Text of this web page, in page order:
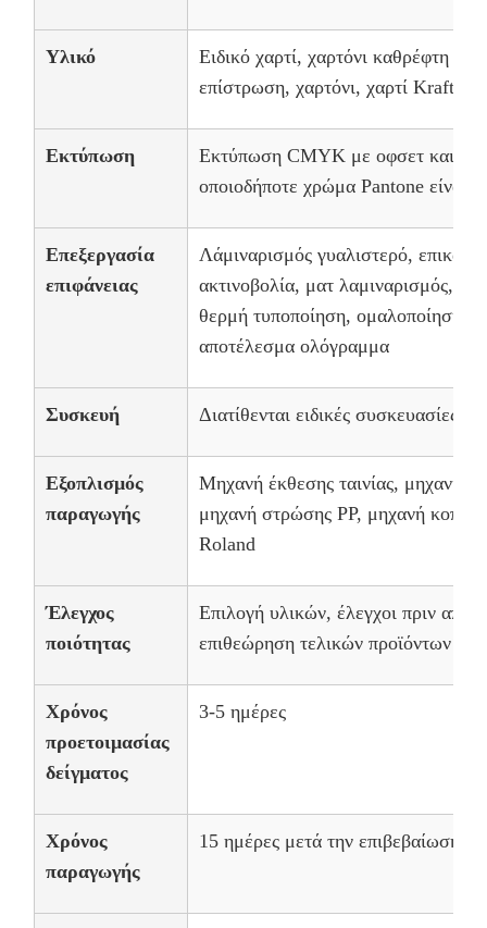
Υλικό
Ειδικό χαρτί, χαρτόνι καθρέφτη
επίστρωση, χαρτόνι, χαρτί Kraft,
Εκτύπωση
Εκτύπωση CMYK με οφσετ και
οποιοδήποτε χρώμα Pantone είναι
Επεξεργασία
επιφάνειας
Λάμιναρισμός γυαλιστερό,
ακτινοβολία, ματ λαμιναρισμός,
θερμή τυποποίηση, ομαλοποίηση,
αποτέλεσμα ολόγραμμα
Συσκευή Διατίθενται ειδικές συσκευασίες
Εξοπλισμός
παραγωγής
Μηχανή έκθεσης ταινίας, μηχανή
μηχανή στρώσης PP, μηχανή
Roland
Έλεγχος
ποιότητας
Επιλογή υλικών, έλεγχοι πριν από
επιθεώρηση τελικών προϊόντων
Χρόνος
προετοιμασίας
δείγματος
3-5 ημέρες
Χρόνος
παραγωγής
15 ημέρες μετά την επιβεβαίωση